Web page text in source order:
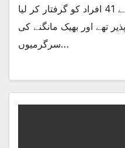
بڑی کارروائی کرتے ہوئے 41 افراد کو گرفتار کر لیا
تھے اور بھیک مانگنے کی
سرگرمیوں…